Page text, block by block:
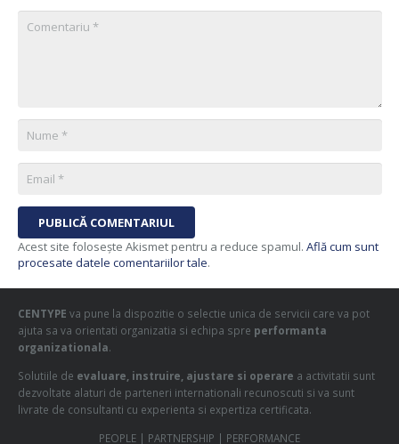
PUBLICĂ COMENTARIUL
Acest site folosește Akismet pentru a reduce spamul. Află cum sunt
procesate datele comentariilor tale.
CENTYPE va pune la dispozitie o selectie unica de servicii care va pot
ajuta sa va orientati organizatia si echipa spre performanta
organizationala.
Solutiile de evaluare, instruire, ajustare si operare a activitatii sunt
dezvoltate alaturi de parteneri internationali recunoscuti si va sunt
livrate de consultanti cu experienta si expertiza certificata.
PEOPLE | PARTNERSHIP | PERFORMANCE